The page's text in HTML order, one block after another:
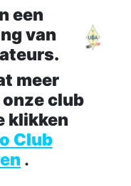
een
van
meer
club
klikken
Club
.